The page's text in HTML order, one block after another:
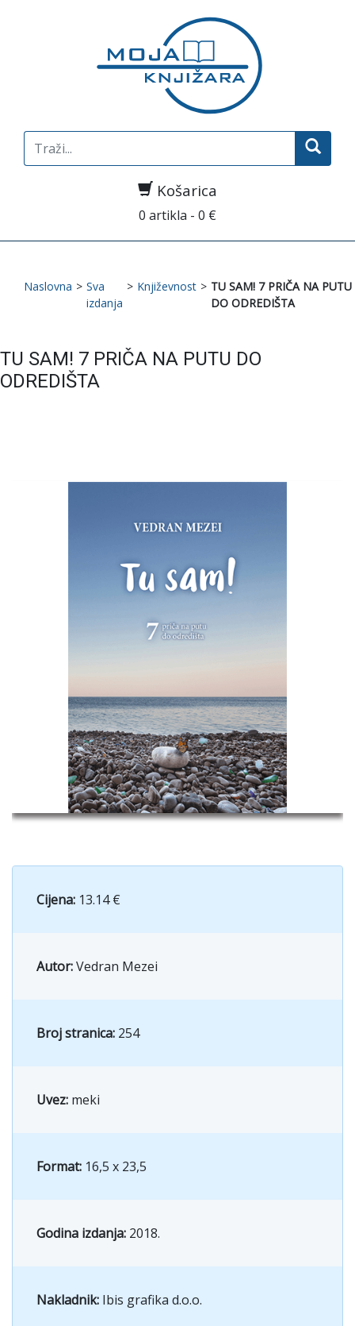
Search
for:
Košarica
0 artikla - 0 €
Naslovna > Sva
izdanja
> Književnost > TU SAM! 7 PRIČA NA PUTU
DO ODREDIŠTA
TU SAM! 7 PRIČA NA PUTU DO
ODREDIŠTA
Cijena: 13.14 €
Autor:Vedran Mezei
Broj stranica: 254
Uvez: meki
Format: 16,5 x 23,5
Godina izdanja: 2018.
Nakladnik: Ibis grafika d.o.o.